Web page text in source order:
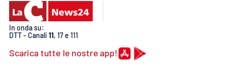
SPECIALI
Buona Sanità Calabria
In onda su:
DTT - Canali 11, 17 e 111
Scarica tutte le nostre app!